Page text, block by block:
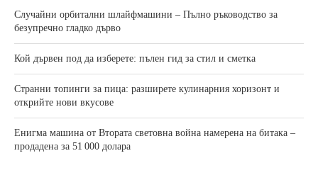
Случайни орбитални шлайфмашини – Пълно ръководство за
безупречно гладко дърво
Кой дървен под да изберете: пълен гид за стил и сметка
Странни топинги за пица: разширете кулинарния хоризонт и
открийте нови вкусове
Енигма машина от Втората световна война намерена на битака –
продадена за 51 000 долара